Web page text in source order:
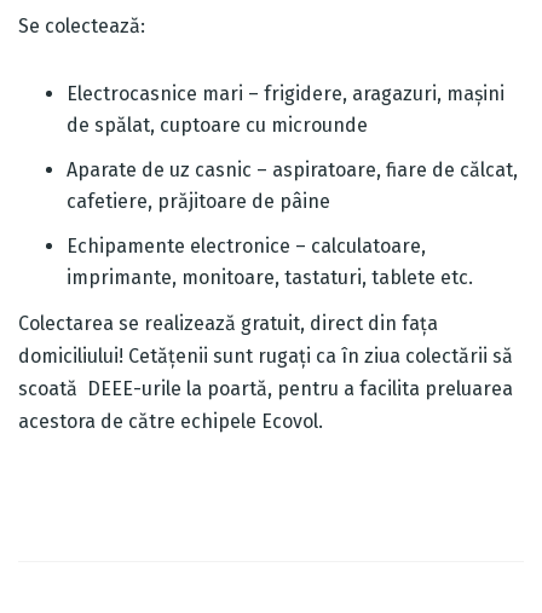
Se colectează:
Electrocasnice mari – frigidere, aragazuri, mașini
de spălat, cuptoare cu microunde
Aparate de uz casnic – aspiratoare, fiare de călcat,
cafetiere, prăjitoare de pâine
Echipamente electronice – calculatoare,
imprimante, monitoare, tastaturi, tablete etc.
Colectarea se realizează gratuit, direct din fața
domiciliului! Cetățenii sunt rugați ca în ziua colectării să
scoată DEEE-urile la poartă, pentru a facilita preluarea
acestora de către echipele Ecovol.